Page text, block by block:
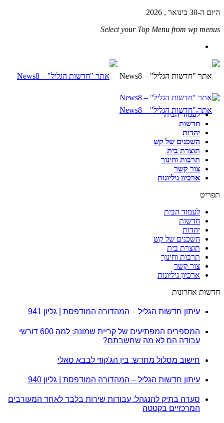
היום ה-30 בינואר , 2026
Select your Top Menu from wp menus
לעמוד הבית
חדשות
יהדות
השכנים של קש
תוצרת בית
תרבות וחינוך
צור קשר
ארכיון גיליונות
תפריט
לעמוד הבית
חדשות
יהדות
השכנים של קש
תוצרת בית
תרבות וחינוך
צור קשר
ארכיון גיליונות
חדשות אחרונות
עיתון חדשות הגליל – המהדורה המודפסת | גליון 941
המספרים המפתיעים של קריית שמונה: למה 600 דורשי
עבודה הם לא מה שחשבתם?
חישוב מסלול מחדש: בין הג'קוזי לבבא סאלי
עיתון חדשות הגליל – המהדורה המודפסת | גליון 940
סערה בתיק להנגהל: עבודות שירות בלבד לאחד המעורבים
המרכזיים בקטטה